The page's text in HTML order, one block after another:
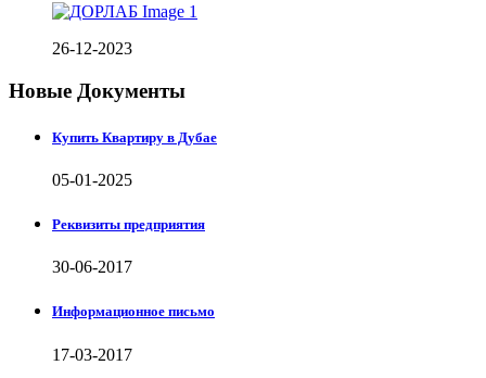
26-12-2023
Новые Документы
Купить Квартиру в Дубае
05-01-2025
Реквизиты предприятия
30-06-2017
Информационное письмо
17-03-2017